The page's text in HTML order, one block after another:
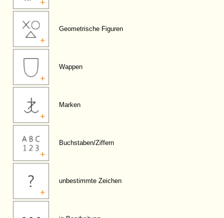
Geometrische Figuren
Wappen
Marken
Buchstaben/Ziffern
unbestimmte Zeichen